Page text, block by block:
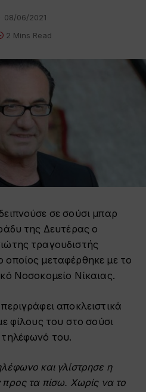
08/06/2021
2 Mins Read
σε σούσι μπαρ
της Δευτέρας ο
τραγουδιστής
οποίος μεταφέρθηκε με το
Νοσοκομείο Νίκαιας.
αποκλειστικά
φίλους του στο σούσι
του.
και γλίστρησε η
τα πίσω. Χωρίς να το